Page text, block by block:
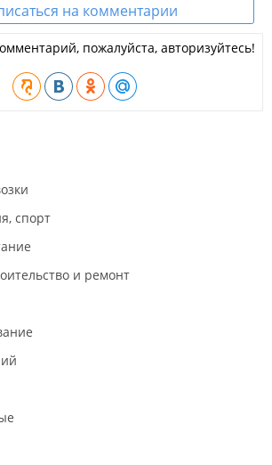
на комментарии
пожалуйста, авторизуйтесь!
спорт
и ремонт